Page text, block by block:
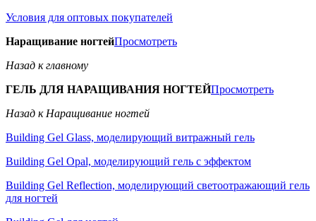
Условия для оптовых покупателей
Наращивание ногтейПросмотреть
Назад к главному
ГЕЛЬ ДЛЯ НАРАЩИВАНИЯ НОГТЕЙПросмотреть
Назад к Наращивание ногтей
Building Gel Glass, моделирующий витражный гель
Building Gel Opal, моделирующий гель с эффектом
Building Gel Reflection, моделирующий светоотражающий гель
для ногтей